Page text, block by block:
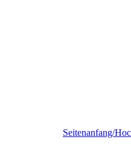
Seitenanfang/